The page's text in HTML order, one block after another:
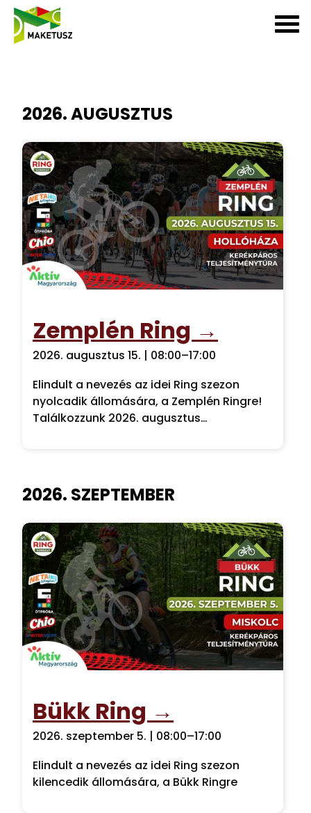
2026. AUGUSZTUS
Zemplén Ring →
2026. augusztus 15. | 08:00–17:00
Elindult a nevezés az idei Ring szezon
nyolcadik állomására, a Zemplén Ringre!
Találkozzunk 2026. augusztus…
2026. SZEPTEMBER
Bükk Ring →
2026. szeptember 5. | 08:00–17:00
Elindult a nevezés az idei Ring szezon
kilencedik állomására, a Bükk Ringre